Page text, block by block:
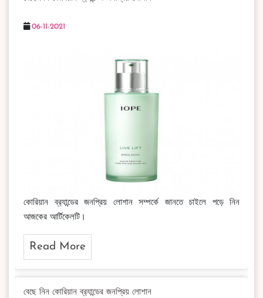
06-11-2021
কোরিয়ান ব্র‍্যান্ডের জনপ্রিয় লোশান সম্পর্কে জানতে চাইলে পড়ে নিন
আজকের আর্টিকেলটি।
Read More
বেছে নিন কোরিয়ান ব্র‍্যান্ডের জনপ্রিয় লোশান